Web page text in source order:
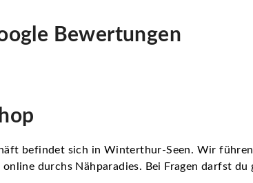
Bewertungen
befindet sich in Winterthur-Seen. Wir führen
durchs Nähparadies. Bei Fragen darfst